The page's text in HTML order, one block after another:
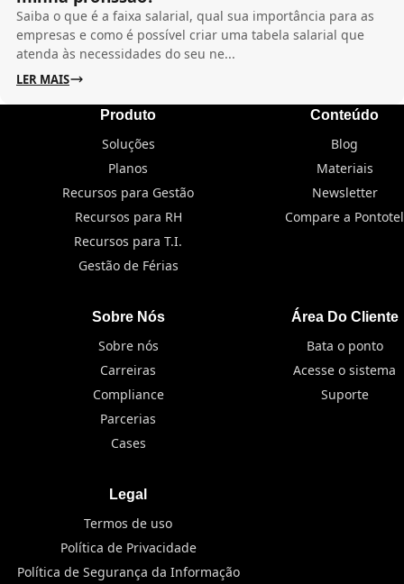
Saiba o que é a faixa salarial, qual sua importância para as
empresas e como é possível criar uma tabela salarial que
atenda às necessidades do seu ne...
LER MAIS
Produto
Soluções
Planos
Recursos para Gestão
Recursos para RH
Recursos para T.I.
Gestão de Férias
Conteúdo
Blog
Materiais
Newsletter
Compare a Pontotel
Sobre Nós
Sobre nós
Carreiras
Compliance
Parcerias
Cases
Área Do Cliente
Bata o ponto
Acesse o sistema
Suporte
Legal
Termos de uso
Política de Privacidade
Política de Segurança da Informação